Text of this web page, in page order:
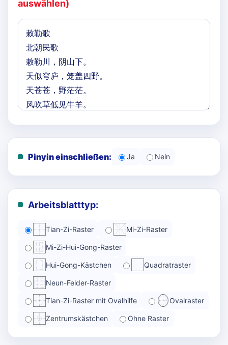
auswählen)
Pinyin einschließen: Ja Nein
Arbeitsblatttyp:
Tian-Zi-Raster Mi-Zi-Raster
Mi-Zi-Hui-Gong-Raster
Hui-Gong-Kästchen Quadratraster
Neun-Felder-Raster
Tian-Zi-Raster mit Ovalhilfe Ovalraster
Zentrumskästchen Ohne Raster